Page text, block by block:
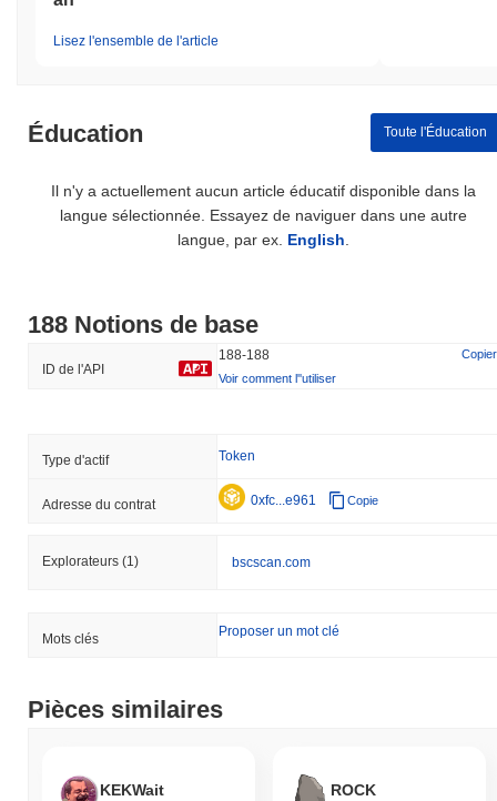
Lisez l'ensemble de l'article
Éducation Toute l'Éducation
Il n'y a actuellement aucun article éducatif disponible dans la
langue sélectionnée. Essayez de naviguer dans une autre
langue, par ex. English
188 Notions de base
ID de l'API
188-188
Copier
Voir comment l''utiliser
Type d'actif Token
Adresse du contrat 0xfc...e961 Copie
Explorateurs (1) bscscan.com
Mots clés Proposer un mot clé
Pièces similaires
KEKWait ROCK